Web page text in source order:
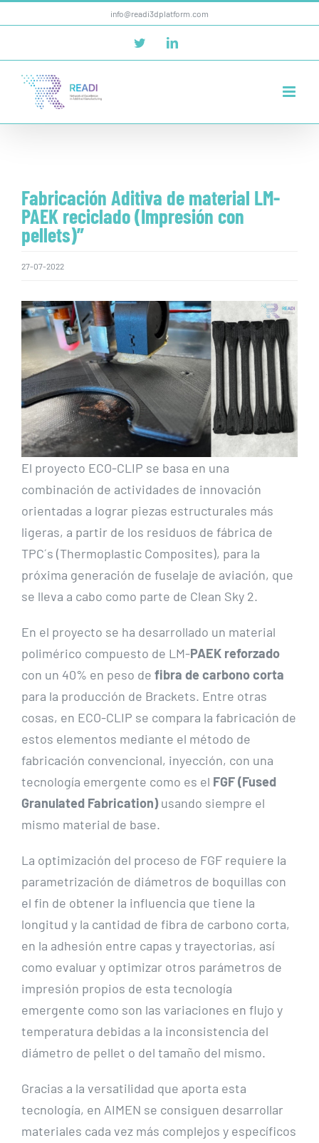
info@readi3dplatform.com
TwitterLinkedIn
Fabricación Aditiva de material LM-
PAEK reciclado (Impresión con
pellets)”
27-07-2022
El proyecto ECO-CLIP se basa en una
combinación de actividades de innovación
orientadas a lograr piezas estructurales más
ligeras, a partir de los residuos de fábrica de
TPC´s (Thermoplastic Composites), para la
próxima generación de fuselaje de aviación, que
se lleva a cabo como parte de Clean Sky 2.
En el proyecto se ha desarrollado un material
polimérico compuesto de LM-PAEK reforzado
con un 40% en peso de fibra de carbono corta
para la producción de Brackets. Entre otras
cosas, en ECO-CLIP se compara la fabricación de
estos elementos mediante el método de
fabricación convencional, inyección, con una
tecnología emergente como es el FGF (Fused
Granulated Fabrication)usando siempre el
mismo material de base.
La optimización del proceso de FGF requiere la
parametrización de diámetros de boquillas con
el fin de obtener la influencia que tiene la
longitud y la cantidad de fibra de carbono corta,
en la adhesión entre capas y trayectorias, así
como evaluar y optimizar otros parámetros de
impresión propios de esta tecnología
emergente como son las variaciones en flujo y
temperatura debidas a la inconsistencia del
diámetro de pellet o del tamaño del mismo.
Gracias a la versatilidad que aporta esta
tecnología, en AIMEN se consiguen desarrollar
materiales cada vez más complejos y específicos